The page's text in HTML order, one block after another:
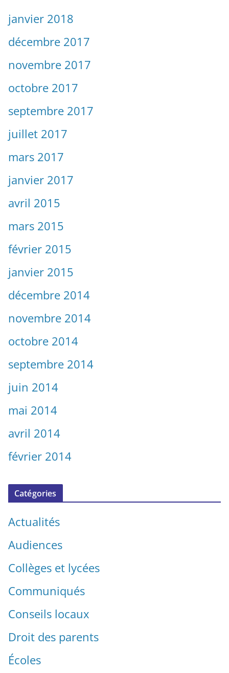
janvier 2018
décembre 2017
novembre 2017
octobre 2017
septembre 2017
juillet 2017
mars 2017
janvier 2017
avril 2015
mars 2015
février 2015
janvier 2015
décembre 2014
novembre 2014
octobre 2014
septembre 2014
juin 2014
mai 2014
avril 2014
février 2014
Catégories
Actualités
Audiences
Collèges et lycées
Communiqués
Conseils locaux
Droit des parents
Écoles